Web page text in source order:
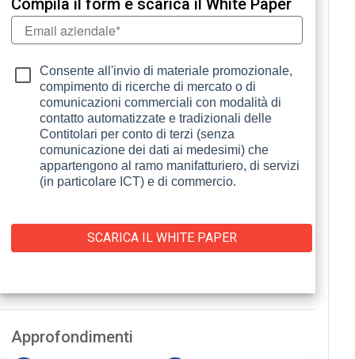
Compila il form e scarica il White Paper
Consente all'invio di materiale promozionale,
compimento di ricerche di mercato o di
comunicazioni commerciali con modalità di
contatto automatizzate e tradizionali delle
Contitolari per conto di terzi (senza
comunicazione dei dati ai medesimi) che
appartengono al ramo manifatturiero, di servizi
(in particolare ICT) e di commercio.
Approfondimenti